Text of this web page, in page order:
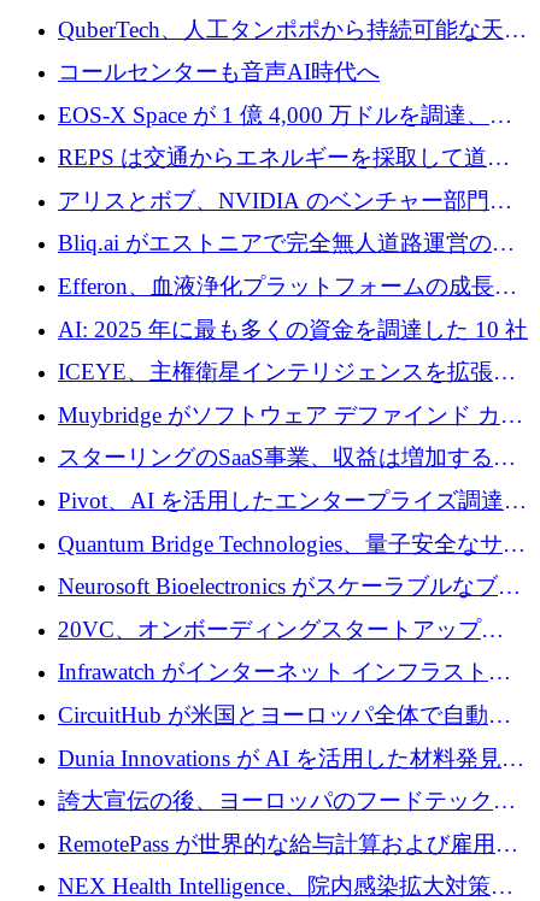
る: イノベーション リーダーが Nexus
Luxembourg 2026 に集まる理由
QuberTech、人工タンポポから持続可能な天然
ゴムを開発するために 340 万ポンドを調達
コールセンターも音声AI時代へ
EOS-X Space が 1 億 4,000 万ドルを調達、
Mistral が Emmi AI を買収、Bliq がエストニア
での完全無人道路運営を承認
REPS は交通からエネルギーを採取して道路
を発電所に変えるために 2,360 万ドルを調達
アリスとボブ、NVIDIA のベンチャー部門か
らの投資でシリーズ B を拡大
Bliq.ai がエストニアで完全無人道路運営の承
認を獲得
Efferon、血液浄化プラットフォームの成長に
250万ユーロを確保
AI: 2025 年に最も多くの資金を調達した 10 社
ICEYE、主権衛星インテリジェンスを拡張す
るために 3 億ユーロの信用枠を確保
Muybridge がソフトウェア デファインド カメ
ラ テクノロジーを拡張するためにシリーズ A
スターリングのSaaS事業、収益は増加するも
グループ利益は減少
Pivot、AI を活用したエンタープライズ調達プ
ラットフォームを拡大するために 4,000 万ド
ルを調達
Quantum Bridge Technologies、量子安全なサイ
バーセキュリティ インフラストラクチャの拡
張にシリーズ A で 800 万ドルを投入
Neurosoft Bioelectronics がスケーラブルなブレ
イン コンピューター インターフェイスのため
に 750 万ドルを調達
20VC、オンボーディングスタートアップ
Prelude へのシリーズ A 投資で 2,000 万ドルを
Infrawatch がインターネット インフラストラ
クチャ インテリジェンス向けに 300 万ドルの
プレシードを確保
CircuitHub が米国とヨーロッパ全体で自動電
子機器製造を拡大するために 2,800 万ドルを
Dunia Innovations が AI を活用した材料発見を
産業化するために 2 億 8,000 万ユーロのベル
リン GigaLab を発表
誇大宣伝の後、ヨーロッパのフードテックセ
クターはファンダメンタルズを中心に再構築
RemotePass が世界的な給与計算および雇用プ
ラットフォームを拡大するために 1,740 万ド
NEX Health Intelligence、院内感染拡大対策に